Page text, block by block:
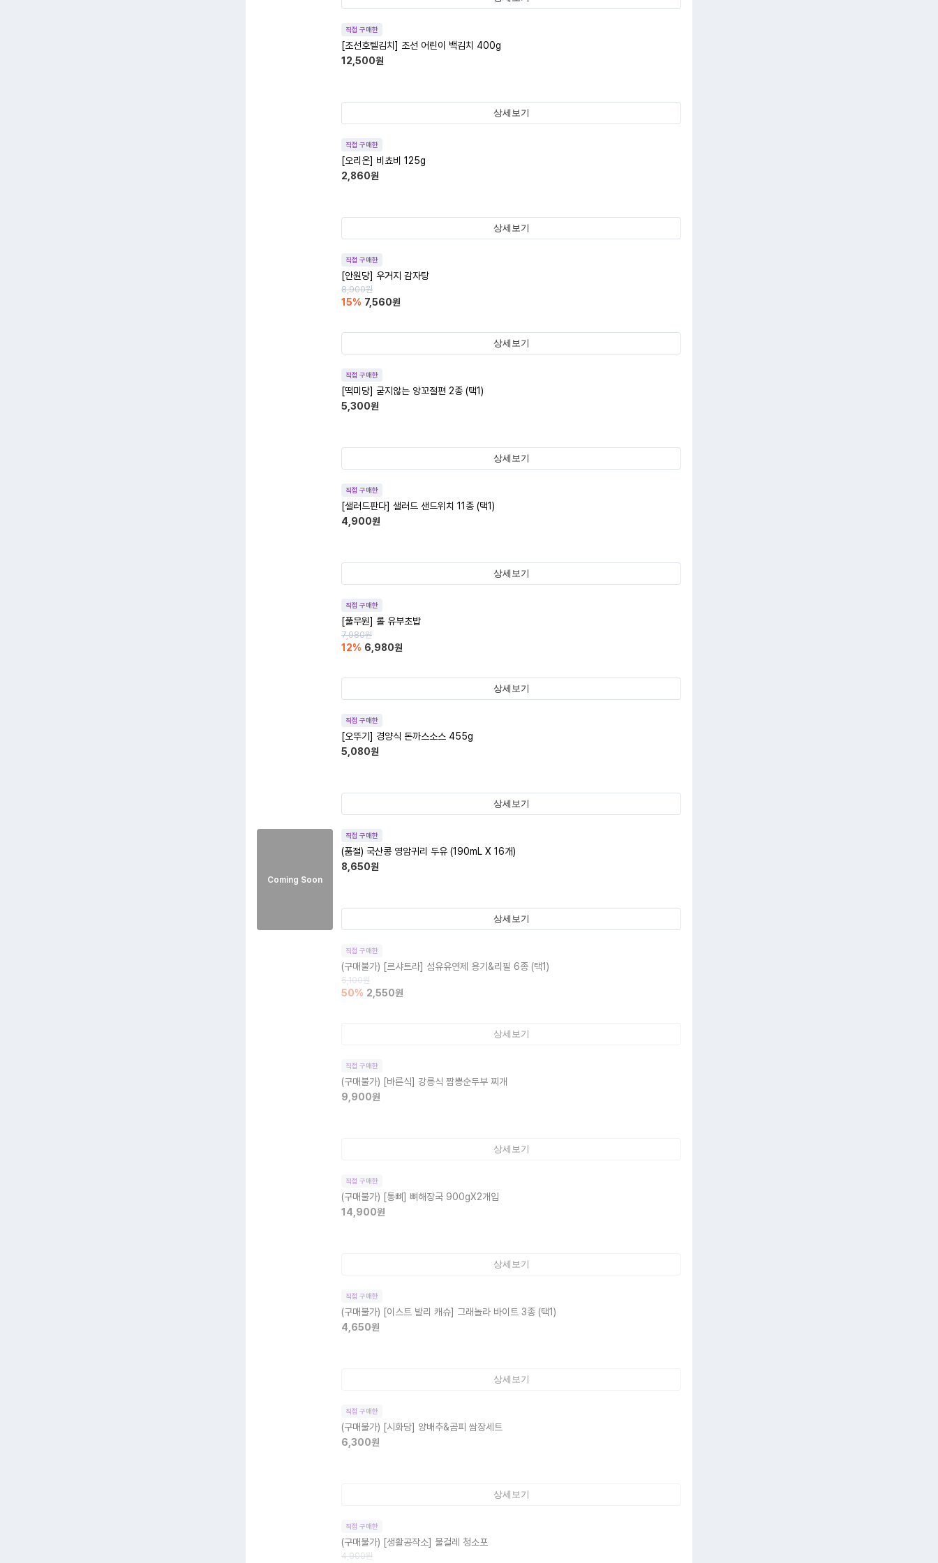
직접 구매한
[조선호텔김치] 조선 어린이 백김치 400g
12,500원
상세보기
직접 구매한
[오리온] 비쵸비 125g
2,860원
상세보기
직접 구매한
[안원당] 우거지 감자탕
8,900원
15% 7,560원
상세보기
직접 구매한
[떡미당] 굳지않는 앙꼬절편 2종 (택1)
5,300원
상세보기
직접 구매한
[샐러드판다] 샐러드 샌드위치 11종 (택1)
4,900원
상세보기
직접 구매한
[풀무원] 롤 유부초밥
7,980원
12% 6,980원
상세보기
직접 구매한
[오뚜기] 경양식 돈까스소스 455g
5,080원
상세보기
Coming Soon
직접 구매한
(품절) 국산콩 영암귀리 두유 (190mL X 16개)
8,650원
상세보기
직접 구매한
(구매불가) [르샤트라] 섬유유연제 용기&리필 6종 (택1)
5,100원
50% 2,550원
상세보기
직접 구매한
(구매불가) [바른식] 강릉식 짬뽕순두부 찌개
9,900원
상세보기
직접 구매한
(구매불가) [통뼈] 뼈해장국 900gX2개입
14,900원
상세보기
직접 구매한
(구매불가) [이스트 발리 캐슈] 그래놀라 바이트 3종 (택1)
4,650원
상세보기
직접 구매한
(구매불가) [시화당] 양배추&곰피 쌈장세트
6,300원
상세보기
직접 구매한
(구매불가) [생활공작소] 물걸레 청소포
4,900원